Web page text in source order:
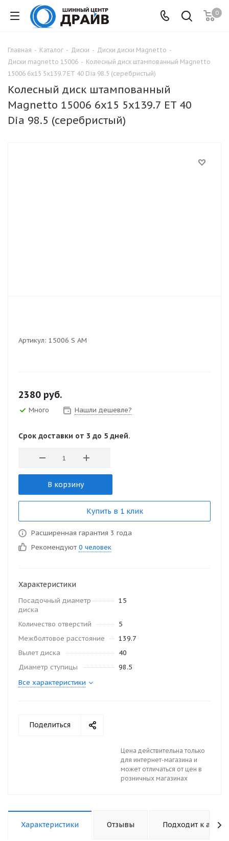
0
Главная - Каталог - Диски - Диски диски Magnetto -
Диски magnetto 15006 - Колесный диск штампованный Magnetto
15006 6x15 5x139.7 ET 40 Dia 98.5 (серебристый)
Колесный диск штампованный
Magnetto 15006 6x15 5x139.7 ET 40
Dia 98.5 (серебристый)
Артикул: 15006 S AM
2380 руб.
Много Нашли дешевле?
Срок доставки от 3 до 5 дней.
В корзину
Купить в 1 клик
Расширенная гарантия 3 года
Рекомендуют 0 человек
Характеристики
Посадочный диаметр
диска
15
Количество отверстий
5
Межболтовое расстояние
139.7
Вылет диска
40
Диаметр ступицы
98.5
Все характеристики
Поделиться
Цена действительна только
для интернет-магазина и
может отличаться от цен в
розничных магазинах
Характеристики Отзывы Подходит к авто